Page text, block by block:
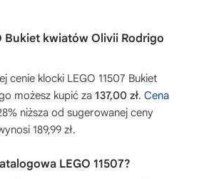
Bukiet kwiatów Olivii Rodrigo
cenie klocki LEGO 11507 Bukiet
możesz kupić za 137,00 zł. Cena
niższa od sugerowanej ceny
189,99 zł.
LEGO 11507?